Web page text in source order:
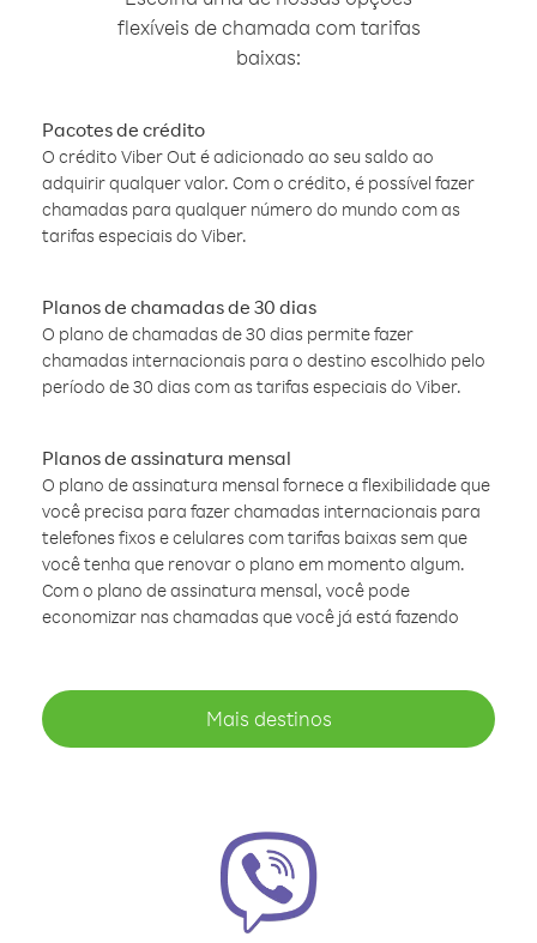
flexíveis de chamada com tarifas
baixas:
Pacotes de crédito
O crédito Viber Out é adicionado ao seu saldo ao
adquirir qualquer valor. Com o crédito, é possível fazer
chamadas para qualquer número do mundo com as
tarifas especiais do Viber.
Planos de chamadas de 30 dias
O plano de chamadas de 30 dias permite fazer
chamadas internacionais para o destino escolhido pelo
período de 30 dias com as tarifas especiais do Viber.
Planos de assinatura mensal
O plano de assinatura mensal fornece a flexibilidade que
você precisa para fazer chamadas internacionais para
telefones fixos e celulares com tarifas baixas sem que
você tenha que renovar o plano em momento algum.
Com o plano de assinatura mensal, você pode
economizar nas chamadas que você já está fazendo
Mais destinos